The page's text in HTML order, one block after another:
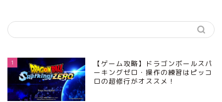
1
【ゲーム攻略】ドラゴンボールスパ
ーキングゼロ・操作の練習はピッコ
ロの超修行がオススメ！